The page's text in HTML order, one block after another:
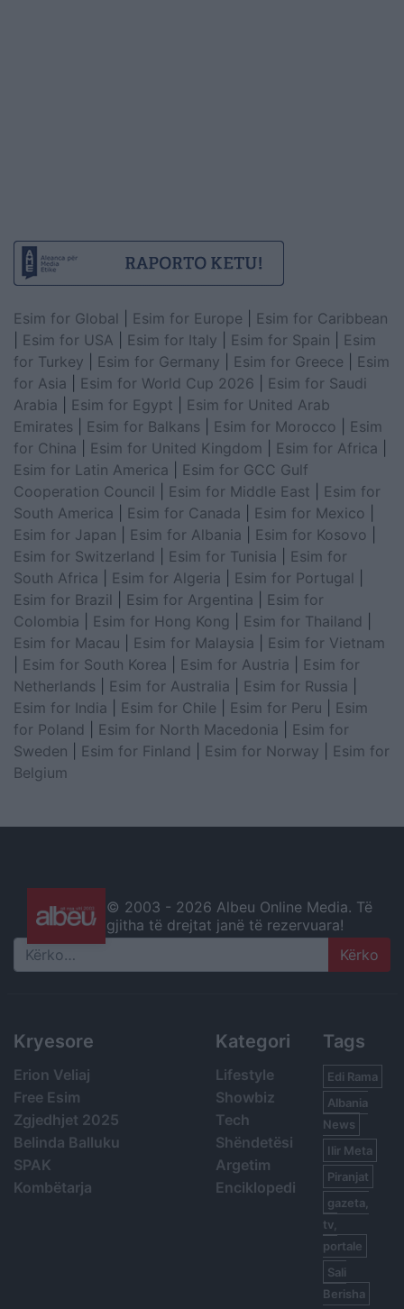
Esim for Global Esim for Europe
Esim for Caribbean
Esim for USA Esim for Italy Esim for Spain
Esim
for Turkey
Esim for Germany Esim for Greece
Esim
for Asia
Esim for World Cup 2026
Esim for Saudi
Arabia
Esim for Egypt
Esim for United Arab
Emirates
Esim for Balkans Esim for Morocco
Esim
for China
Esim for United Kingdom Esim for Africa
Esim for Latin America
Esim for GCC Gulf
Cooperation Council
Esim for Middle East
Esim for
South America
Esim for Canada Esim for Mexico
Esim for Japan
Esim for Albania Esim for Kosovo
Esim for Switzerland
Esim for Tunisia
Esim for
South Africa
Esim for Algeria Esim for Portugal
Esim for Brazil
Esim for Argentina
Esim for
Colombia
Esim for Hong Kong Esim for Thailand
Esim for Macau
Esim for Malaysia
Esim for Vietnam
Esim for South Korea Esim for Austria
Esim for
Netherlands
Esim for Australia Esim for Russia
Esim for India
Esim for Chile Esim for Peru
Esim
for Poland
Esim for North Macedonia
Esim for
Sweden
Esim for Finland Esim for Norway
Esim for
Belgium
© 2003 - 2026 Albeu Online Media. Të
gjitha të drejtat janë të rezervuara!
Search
Kryesore
Erion Veliaj
Free Esim
Zgjedhjet 2025
Belinda Balluku
SPAK
Kombëtarja
Kategori
Lifestyle
Showbiz
Tech
Shëndetësi
Argetim
Enciklopedi
Tags
Edi Rama
Albania
News
Ilir Meta
Piranjat
gazeta,
tv,
portale
Sali
Berisha